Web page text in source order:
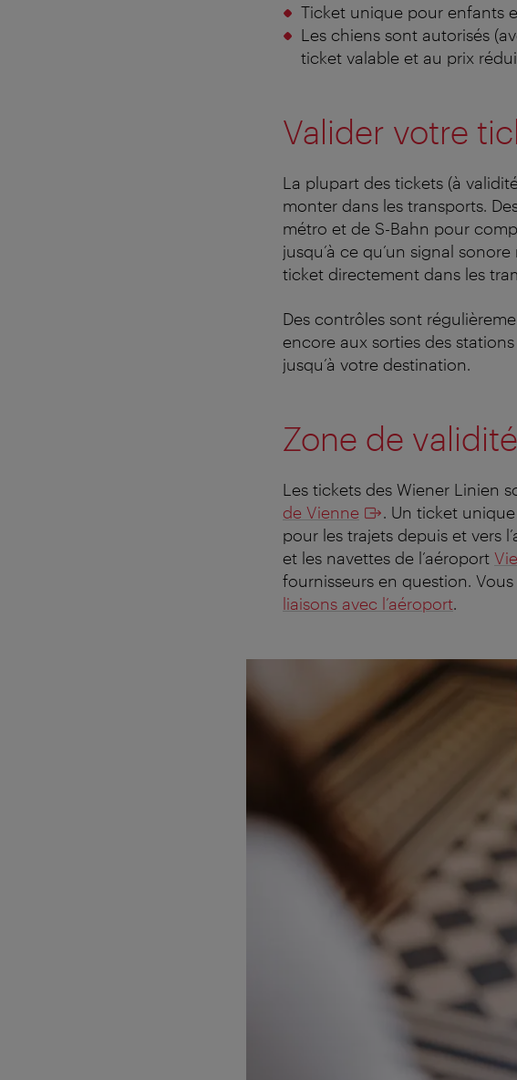
Ticket unique pour enfants
Les chiens sont autorisés
ticket valable et au prix
Valider votre
La plupart des tickets (à
monter dans les transports.
métro et de S-Bahn pour
jusqu’à ce qu’un signal
ticket directement dans les
Des contrôles sont
encore aux sorties des
jusqu’à votre destination.
Zone de validité
Les tickets des Wiener Linien
de Vienne
. Un ticket
pour les trajets depuis et vers
et les navettes de l’aéroport
fournisseurs en question.
liaisons avec l’aéroport.